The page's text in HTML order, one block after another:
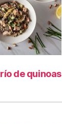
de quinoas